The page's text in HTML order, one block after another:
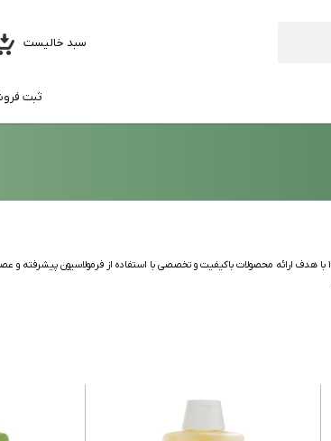
سبد خالیست
ثبت
فولیکا یک برند ایرانی تخصصی در زمینه تولید محصولات مراقبت از پوست و مو است که زیرمجموعه کارخانه پارس حیان می‌باشد. این برند از سال ۱۳۸۶ با هدف ارائه محصولات باکیفیت و